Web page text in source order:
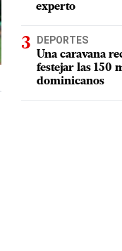
experto
DEPORTES
Una caravana
festejar las 150
dominicanos